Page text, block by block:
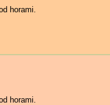
horami.
horami.